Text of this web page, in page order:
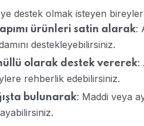
destek olmak isteyen
ürünleri satin alarak:
destekleyebilirsiniz.
olarak destek vererek:
rehberlik edebilirsiniz.
bulunarak: Maddi veya